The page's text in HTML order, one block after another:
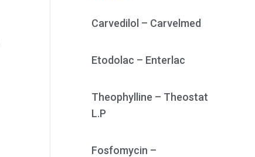
Carvedilol – Carvelmed
Etodolac – Enterlac
Theophylline – Theostat
L.P
Fosfomycin –